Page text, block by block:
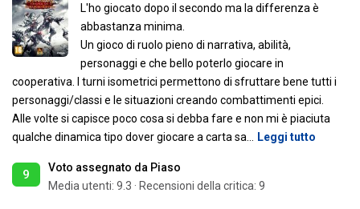
L'ho giocato dopo il secondo ma la differenza è
abbastanza minima.
Un gioco di ruolo pieno di narrativa, abilità,
personaggi e che bello poterlo giocare in
cooperativa. I turni isometrici permettono di sfruttare bene tutti i
personaggi/classi e le situazioni creando combattimenti epici.
Alle volte si capisce poco cosa si debba fare e non mi è piaciuta
qualche dinamica tipo dover giocare a carta sa
Leggi tutto
9
Voto assegnato da Piaso
Media utenti: 9.3 · Recensioni della critica: 9